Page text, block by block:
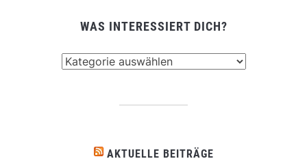
WAS INTERESSIERT DICH?
AKTUELLE BEITRÄGE